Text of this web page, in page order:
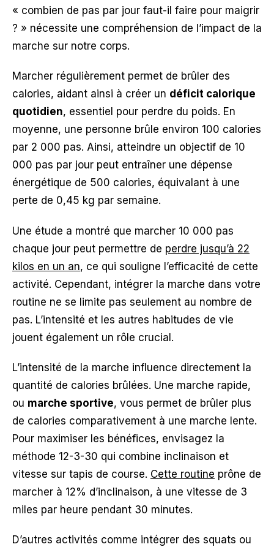
« combien de pas par jour faut-il faire pour maigrir
? » nécessite une compréhension de l’impact de la
marche sur notre corps.
Marcher régulièrement permet de brûler des
calories, aidant ainsi à créer un déficit calorique
quotidien, essentiel pour perdre du poids. En
moyenne, une personne brûle environ 100 calories
par 2 000 pas. Ainsi, atteindre un objectif de 10
000 pas par jour peut entraîner une dépense
énergétique de 500 calories, équivalant à une
perte de 0,45 kg par semaine.
Une étude a montré que marcher 10 000 pas
chaque jour peut permettre de perdre jusqu’à 22
kilos en un an, ce qui souligne l’efficacité de cette
activité. Cependant, intégrer la marche dans votre
routine ne se limite pas seulement au nombre de
pas. L’intensité et les autres habitudes de vie
jouent également un rôle crucial.
L’intensité de la marche influence directement la
quantité de calories brûlées. Une marche rapide,
ou marche sportive, vous permet de brûler plus
de calories comparativement à une marche lente.
Pour maximiser les bénéfices, envisagez la
méthode 12-3-30 qui combine inclinaison et
vitesse sur tapis de course. Cette routine prône de
marcher à 12% d’inclinaison, à une vitesse de 3
miles par heure pendant 30 minutes.
D’autres activités comme intégrer des squats ou